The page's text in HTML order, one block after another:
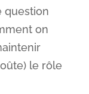
question
on
le rôle